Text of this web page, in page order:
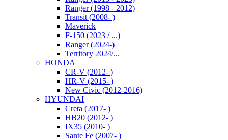
Ranger (1998 - 2012)
Transit (2008- )
Maverick
F-150 (2023 / ...)
Ranger (2024-)
Territory 2024/...
HONDA
CR-V (2012- )
HR-V (2015- )
New Civic (2012-2016)
HYUNDAI
Creta (2017- )
HB20 (2012- )
IX35 (2010- )
Sante Fe (2007- )